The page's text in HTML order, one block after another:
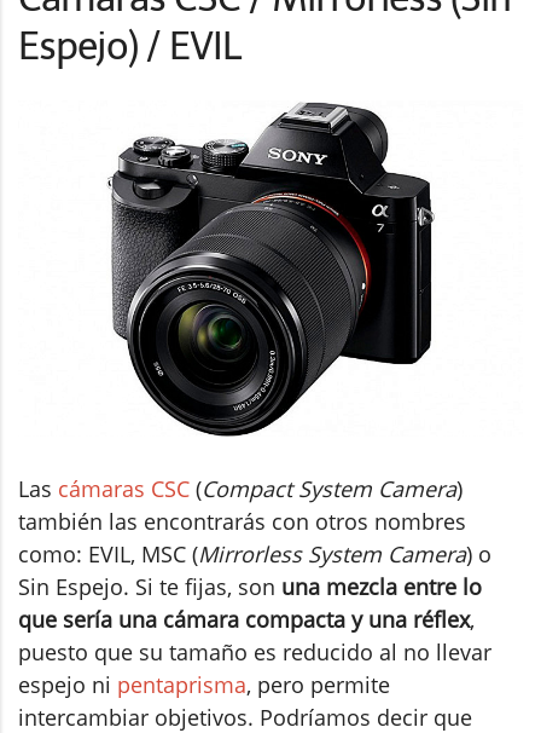
Espejo) / EVIL
Las cámaras CSC (Compact System Camera)
también las encontrarás con otros nombres
como: EVIL, MSC (Mirrorless System Camera) o
Sin Espejo. Si te fijas, son una mezcla entre lo
que sería una cámara compacta y una réflex,
puesto que su tamaño es reducido al no llevar
espejo ni pentaprisma, pero permite
intercambiar objetivos. Podríamos decir que